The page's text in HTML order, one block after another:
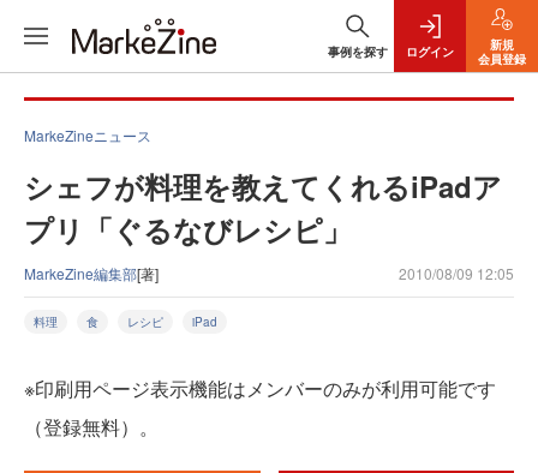
事例を探す ログイン
新規
会員登録
MarkeZineニュース
シェフが料理を教えてくれるiPadア
プリ「ぐるなびレシピ」
MarkeZine編集部[著] 2010/08/09 12:05
料理 食 レシピ iPad
※印刷用ページ表示機能はメンバーのみが利用可能です
（登録無料）。